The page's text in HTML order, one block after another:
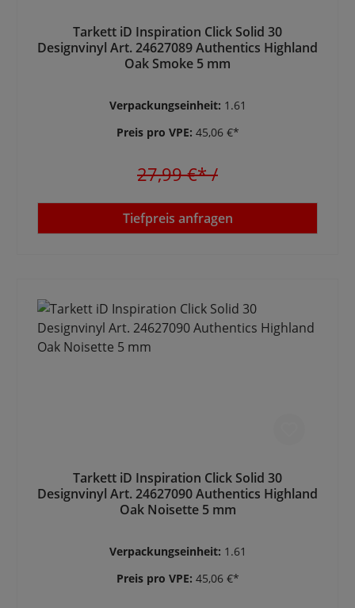
Tarkett iD Inspiration Click Solid 30
Designvinyl Art. 24627089 Authentics Highland
Oak Smoke 5 mm
Verpackungseinheit: 1.61
Preis pro VPE: 45,06 €*
27,99 €*/
Tiefpreis anfragen
Tarkett iD Inspiration Click Solid 30
Designvinyl Art. 24627090 Authentics Highland
Oak Noisette 5 mm
Verpackungseinheit: 1.61
Preis pro VPE: 45,06 €*